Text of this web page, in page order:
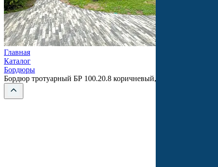
Главная
Каталог
Бордюры
Бордюр тротуарный БР 100.20.8 коричневый, Braer